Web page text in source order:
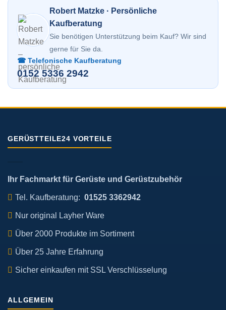
Robert Matzke · Persönliche
Kaufberatung
Sie benötigen Unterstützung beim Kauf? Wir sind
gerne für Sie da.
☎ Telefonische Kaufberatung
0152 5336 2942
GERÜSTTEILE24 VORTEILE
Ihr Fachmarkt für Gerüste und Gerüstzubehör
Tel. Kaufberatung: 01525 3362942
Nur original Layher Ware
Über 2000 Produkte im Sortiment
Über 25 Jahre Erfahrung
Sicher einkaufen mit SSL Verschlüsselung
ALLGEMEIN